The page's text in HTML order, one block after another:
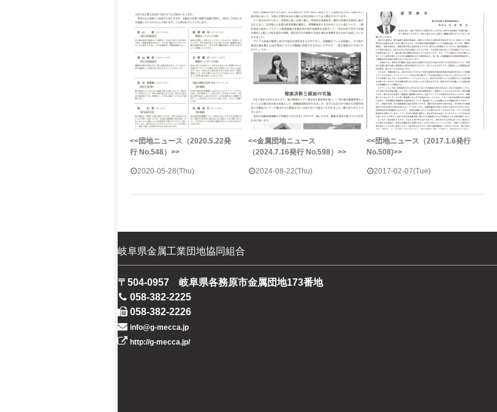
<<団地ニュース（2020.5.22発
行 No.548）>>
2020-05-28(Thu)
<<金属団地ニュース
（2024.7.16発行 No.598）>>
2024-08-22(Thu)
<<団地ニュース（2017.1.6発行
No.508)>>
2017-02-07(Tue)
岐阜県金属工業団地協同組合
〒504-0957 岐阜県各務原市金属団地173番地
058-382-2225
058-382-2226
info@g-mecca.jp
http://g-mecca.jp/